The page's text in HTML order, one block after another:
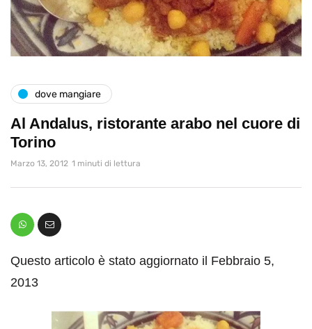
dove mangiare
Al Andalus, ristorante arabo nel cuore di
Torino
Marzo 13, 2012 1 minuti di lettura
Questo articolo è stato aggiornato il Febbraio 5,
2013